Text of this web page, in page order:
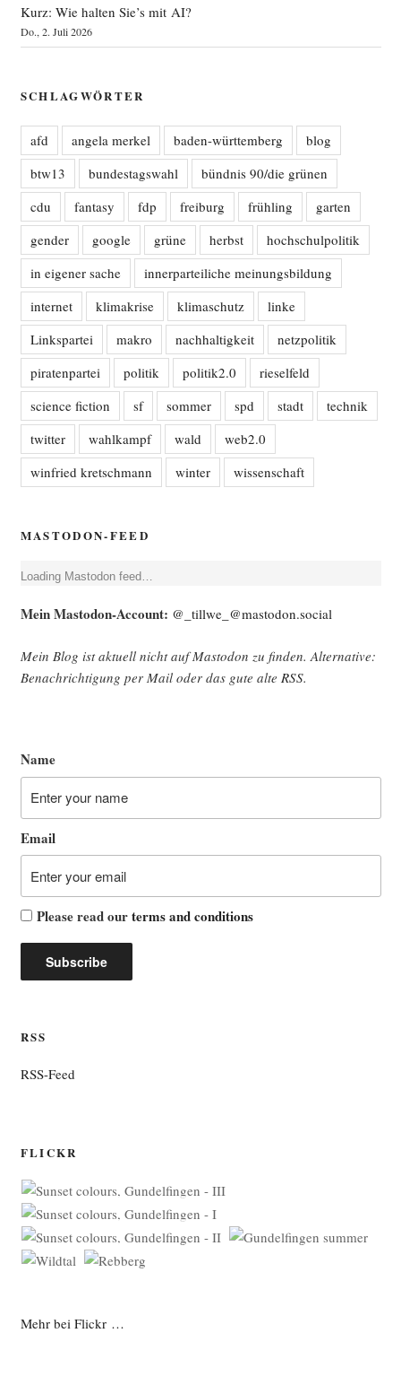
Kurz: Wie halten Sie’s mit AI?
Do., 2. Juli 2026
SCHLAGWÖRTER
afd angela merkel baden-württemberg
blog
btw13
bundestagswahl
bündnis 90/die grünen
cdu
fantasy fdp freiburg frühling
garten
gender
google grüne herbst
hochschulpolitik
in eigener sache
innerparteiliche meinungsbildung
internet
klimakrise klimaschutz
linke
Linkspartei
makro nachhaltigkeit
netzpolitik
piratenpartei
politik politik2.0
rieselfeld
science fiction
sf sommer spd stadt
technik
twitter
wahlkampf wald
web2.0
winfried kretschmann
winter wissenschaft
MASTODON-FEED
Loa­ding Mast­o­don feed…
Mein Mast­o­don-Account: @_tillwe_@mastodon.social
Mein Blog ist aktu­ell nicht auf Mast­o­don zu fin­den. Alter­na­ti­ve:
Benach­rich­ti­gung per Mail oder das gute alte RSS.
Name
Email
Please read ourterms and conditions
RSS
RSS-Feed
FLICKR
Mehr bei Flickr …